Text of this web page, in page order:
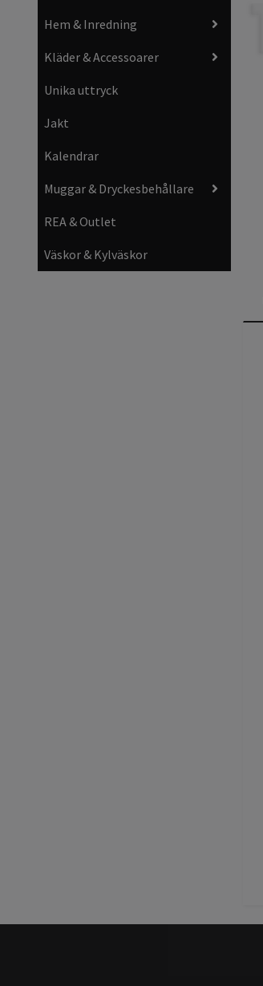
Hem & Inredning
Kläder & Accessoarer
Unika uttryck
Jakt
Kalendrar
Muggar & Dryckesbehållare
REA & Outlet
Väskor & Kylväskor